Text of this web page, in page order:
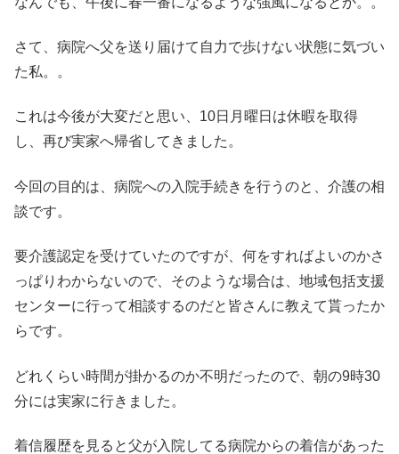
さて、病院へ父を送り届けて自力で歩けない状態に気づい
た私。。
これは今後が大変だと思い、10日月曜日は休暇を取得
し、再び実家へ帰省してきました。
今回の目的は、病院への入院手続きを行うのと、介護の相
談です。
要介護認定を受けていたのですが、何をすればよいのかさ
っぱりわからないので、そのような場合は、地域包括支援
センターに行って相談するのだと皆さんに教えて貰ったか
らです。
どれくらい時間が掛かるのか不明だったので、朝の9時30
分には実家に行きました。
着信履歴を見ると父が入院してる病院からの着信があった